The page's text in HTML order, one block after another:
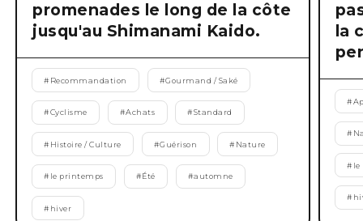
promenades le long de la côte
jusqu'au Shimanami Kaido.
# Recommandation #Gourmand / Saké
#Cyclisme #Achats #Standard
# Histoire / Culture #Guérison # Nature
# le printemps #Été #automne
# hiver
la
#
#
# le
#